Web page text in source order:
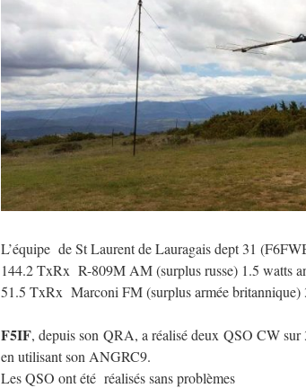
L’équipe de St Laurent de Lauragais dept 31
144.2 TxRx R-809M AM (surplus russe) 1.5 watts
51.5 TxRx Marconi FM (surplus armée britannique)
F5IF, depuis son QRA, a réalisé deux QSO CW
en utilisant son ANGRC9.
Les QSO ont été réalisés sans problèmes